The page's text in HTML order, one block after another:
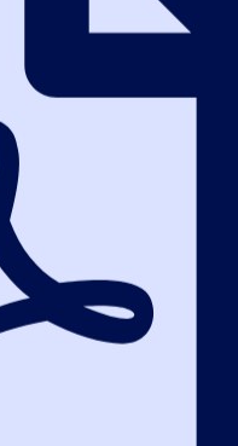
закупок